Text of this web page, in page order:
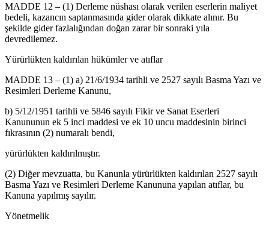
MADDE 12 – (1) Derleme nüshası olarak verilen eserlerin maliyet
bedeli, kazancın saptanmasında gider olarak dikkate alınır. Bu
şekilde gider fazlalığından doğan zarar bir sonraki yıla
devredilemez.
Yürürlükten kaldırılan hükümler ve atıflar
MADDE 13 – (1) a) 21/6/1934 tarihli ve 2527 sayılı Basma Yazı ve
Resimleri Derleme Kanunu,
b) 5/12/1951 tarihli ve 5846 sayılı Fikir ve Sanat Eserleri
Kanununun ek 5 inci maddesi ve ek 10 uncu maddesinin birinci
fıkrasının (2) numaralı bendi,
yürürlükten kaldırılmıştır.
(2) Diğer mevzuatta, bu Kanunla yürürlükten kaldırılan 2527 sayılı
Basma Yazı ve Resimleri Derleme Kanununa yapılan atıflar, bu
Kanuna yapılmış sayılır.
Yönetmelik